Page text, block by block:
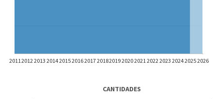
2011 2012 2013 20142015201620172018201920202021 20222023202420252026
CANTIDADES